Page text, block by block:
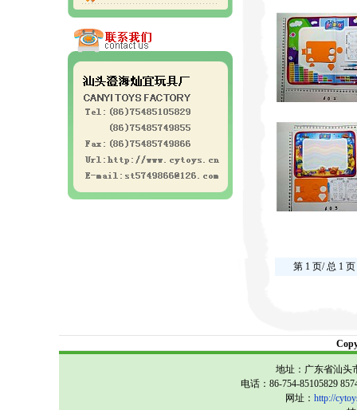
第 1 页/ 总 1
地址：广东省汕头
电话：86-754-85105829
网址： http://